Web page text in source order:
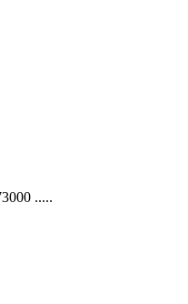
.....